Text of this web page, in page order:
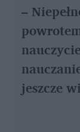
–
jeszcze